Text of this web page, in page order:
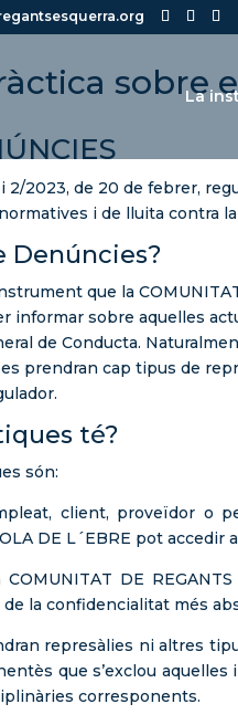
La
sobre
2/2023, de 20 de febrer,
i de lluita contra
Denúncies?
que la
informar sobre aquelles
de Conducta.
prendran cap tipus de
té?
són:
client, proveïdor o
DE L´EBRE pot accedir
DE
la confidencialitat més
represàlies ni altres
que s’exclou
corresponents.